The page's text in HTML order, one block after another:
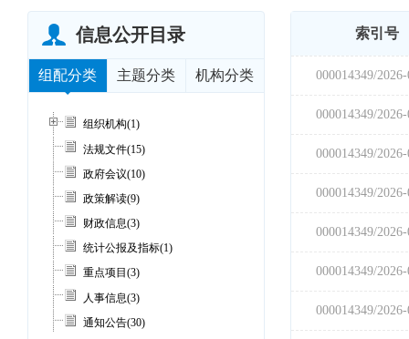
信息公开目录
组配分类 主题分类 机构分类
组织机构(1)
法规文件(15)
政府会议(10)
政策解读(9)
财政信息(3)
统计公报及指标(1)
重点项目 (3)
人事信息(3)
通知公告(30)